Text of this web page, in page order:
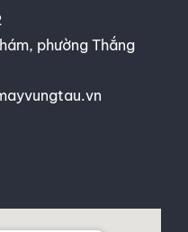
phường Thắng